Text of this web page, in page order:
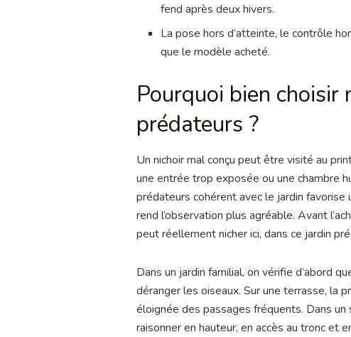
fend après deux hivers.
La pose hors d’atteinte, le contrôle
que le modèle acheté.
Pourquoi bien
prédateurs ?
Un nichoir mal conçu peut être visité au
une entrée trop exposée ou une chambre
prédateurs cohérent avec le jardin
rend l’observation plus agréable. Avant
peut réellement nicher ici, dans ce jardin
Dans un jardin familial, on vérifie d’abord
déranger les oiseaux. Sur une terrasse, la
éloignée des passages fréquents. Dans
raisonner en hauteur, en accès au tronc et